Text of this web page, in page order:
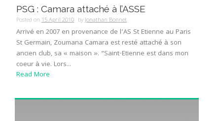
PSG : Camara attaché à l’ASSE
Posted on 15 April 2010 byJonathan Bonnet
Arrivé en 2007 en provenance de l’AS St Etienne au Paris
St Germain, Zoumana Camara est resté attaché à son
ancien club, sa « maison ». “Saint-Etienne est dans mon
coeur à vie. Lors...
Read More